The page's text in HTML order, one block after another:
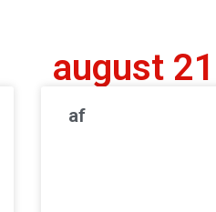
august
af